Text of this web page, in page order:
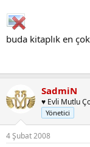
buda kitaplık en
SadmiN
♥ Evli Mutlu
Yönetici
4 Şubat 2008